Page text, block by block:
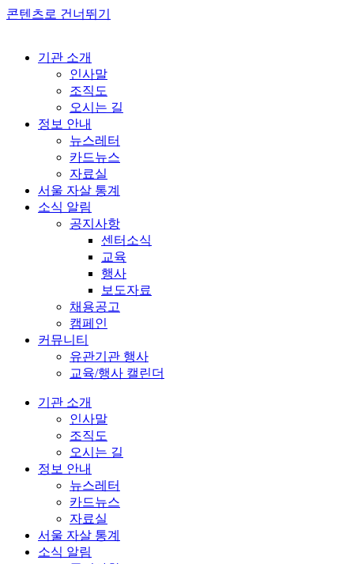
콘텐츠로 건너뛰기
기관 소개
인사말
조직도
오시는 길
정보 안내
뉴스레터
카드뉴스
자료실
서울 자살 통계
소식 알림
공지사항
센터소식
교육
행사
보도자료
채용공고
캠페인
커뮤니티
유관기관 행사
교육/행사 캘린더
기관 소개
인사말
조직도
오시는 길
정보 안내
뉴스레터
카드뉴스
자료실
서울 자살 통계
소식 알림